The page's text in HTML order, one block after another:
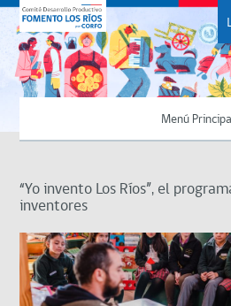
Menú
“Yo invento Los Ríos”, el
inventores